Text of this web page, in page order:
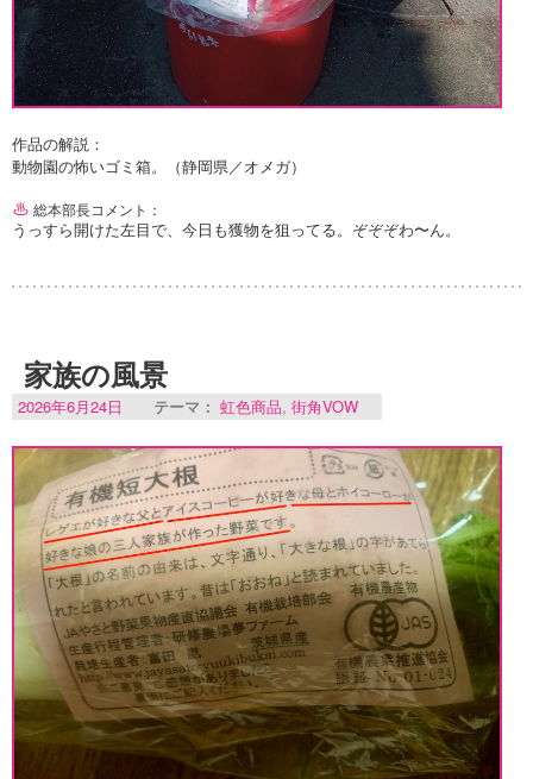
作品の解説：
動物園の怖いゴミ箱。（静岡県／オメガ）
総本部長コメント：
うっすら開けた左目で、今日も獲物を狙ってる。ぞぞぞわ〜ん。
家族の風景
2026年6月24日 テーマ： 虹色商品, 街角VOW